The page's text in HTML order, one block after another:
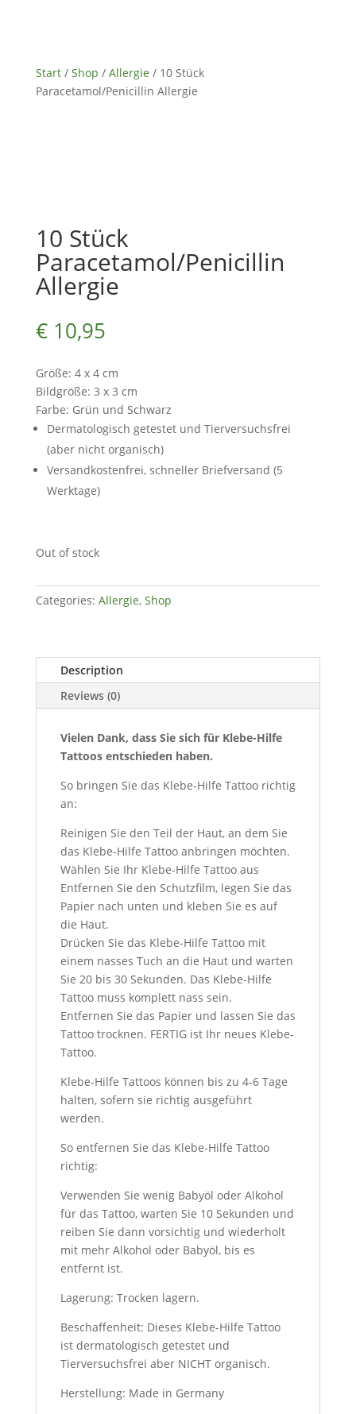
Start/ Shop / Allergie / 10 Stück
Paracetamol/Penicillin Allergie
10 Stück
Paracetamol/Penicillin
Allergie
€10,95
Größe: 4 x 4 cm
Bildgröße: 3 x 3 cm
Farbe: Grün und Schwarz
Dermatologisch getestet und Tierversuchsfrei
(aber nicht organisch)
Versandkostenfrei, schneller Briefversand (5
Werktage)
Out of stock
Categories: Allergie, Shop
Description
Reviews (0)
Vielen Dank, dass Sie sich für Klebe-Hilfe
Tattoos entschieden haben.
So bringen Sie das Klebe-Hilfe Tattoo richtig
an:
Reinigen Sie den Teil der Haut, an dem Sie
das Klebe-Hilfe Tattoo anbringen möchten.
Wählen Sie Ihr Klebe-Hilfe Tattoo aus
Entfernen Sie den Schutzfilm, legen Sie das
Papier nach unten und kleben Sie es auf
die Haut.
Drücken Sie das Klebe-Hilfe Tattoo mit
einem nasses Tuch an die Haut und warten
Sie 20 bis 30 Sekunden. Das Klebe-Hilfe
Tattoo muss komplett nass sein.
Entfernen Sie das Papier und lassen Sie das
Tattoo trocknen. FERTIG ist Ihr neues Klebe-
Tattoo.
Klebe-Hilfe Tattoos können bis zu 4-6 Tage
halten, sofern sie richtig ausgeführt
werden.
So entfernen Sie das Klebe-Hilfe Tattoo
richtig:
Verwenden Sie wenig Babyöl oder Alkohol
für das Tattoo, warten Sie 10 Sekunden und
reiben Sie dann vorsichtig und wiederholt
mit mehr Alkohol oder Babyöl, bis es
entfernt ist.
Lagerung: Trocken lagern.
Beschaffenheit: Dieses Klebe-Hilfe Tattoo
ist dermatologisch getestet und
Tierversuchsfrei aber NICHT organisch.
Herstellung: Made in Germany